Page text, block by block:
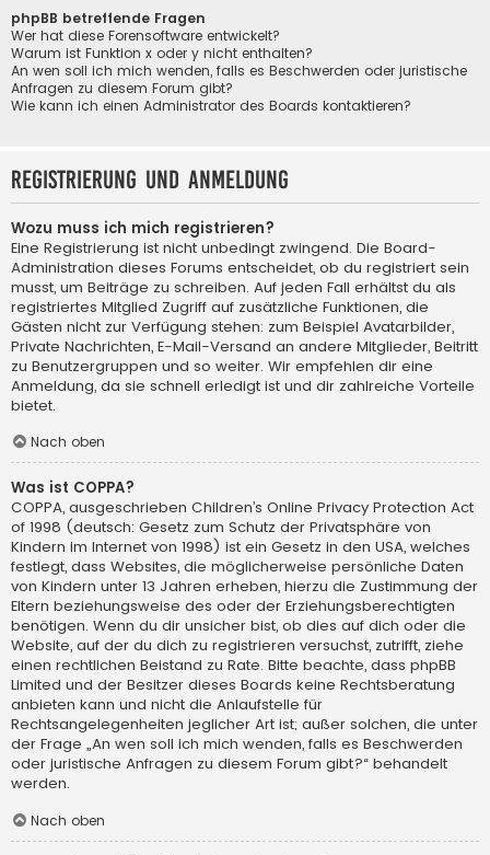
phpBB betreffende Fragen
Wer hat diese Forensoftware entwickelt?
Warum ist Funktion x oder y nicht enthalten?
An wen soll ich mich wenden, falls es Beschwerden oder juristische
Anfragen zu diesem Forum gibt?
Wie kann ich einen Administrator des Boards kontaktieren?
Registrierung und Anmeldung
Wozu muss ich mich registrieren?
Eine Registrierung ist nicht unbedingt zwingend. Die Board-
Administration dieses Forums entscheidet, ob du registriert sein
musst, um Beiträge zu schreiben. Auf jeden Fall erhältst du als
registriertes Mitglied Zugriff auf zusätzliche Funktionen, die
Gästen nicht zur Verfügung stehen: zum Beispiel Avatarbilder,
Private Nachrichten, E-Mail-Versand an andere Mitglieder, Beitritt
zu Benutzergruppen und so weiter. Wir empfehlen dir eine
Anmeldung, da sie schnell erledigt ist und dir zahlreiche Vorteile
bietet.
Nach oben
Was ist COPPA?
COPPA, ausgeschrieben Children’s Online Privacy Protection Act
of 1998 (deutsch: Gesetz zum Schutz der Privatsphäre von
Kindern im Internet von 1998) ist ein Gesetz in den USA, welches
festlegt, dass Websites, die möglicherweise persönliche Daten
von Kindern unter 13 Jahren erheben, hierzu die Zustimmung der
Eltern beziehungsweise des oder der Erziehungsberechtigten
benötigen. Wenn du dir unsicher bist, ob dies auf dich oder die
Website, auf der du dich zu registrieren versuchst, zutrifft, ziehe
einen rechtlichen Beistand zu Rate. Bitte beachte, dass phpBB
Limited und der Besitzer dieses Boards keine Rechtsberatung
anbieten kann und nicht die Anlaufstelle für
Rechtsangelegenheiten jeglicher Art ist; außer solchen, die unter
der Frage „An wen soll ich mich wenden, falls es Beschwerden
oder juristische Anfragen zu diesem Forum gibt?“ behandelt
werden.
Nach oben